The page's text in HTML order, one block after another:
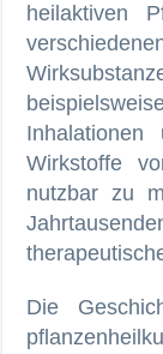
heilaktiven
Wirkstoffe
nutzbar zu
Die